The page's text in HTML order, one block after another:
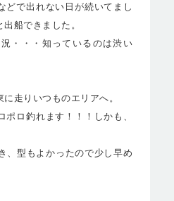
どで出れない日が続いてまし
船できました。
・・・知っているのは渋い
走りいつものエリアへ。
ポロ釣れます！！！しかも、
、型もよかったので少し早め